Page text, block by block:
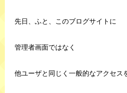
先日、ふと、このブログサイトに
管理者画面ではなく
他ユーザと同じく一般的なアクセス